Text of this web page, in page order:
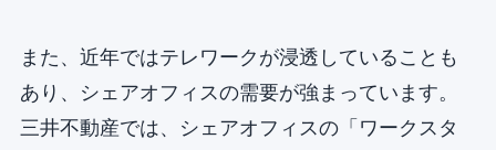
また、近年ではテレワークが浸透していることも
あり、シェアオフィスの需要が強まっています。
三井不動産では、シェアオフィスの「ワークスタ